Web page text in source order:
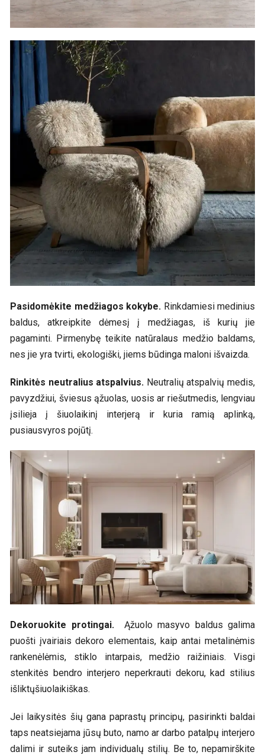
Pasidomėkite medžiagos kokybe. Rinkdamiesi medinius
baldus, atkreipkite dėmesį į medžiagas, iš kurių jie
pagaminti. Pirmenybę teikite natūralaus medžio baldams,
nes jie yra tvirti, ekologiški, jiems būdinga maloni išvaizda.
Rinkitės neutralius atspalvius. Neutralių atspalvių medis,
pavyzdžiui, šviesus ąžuolas, uosis ar riešutmedis, lengviau
įsilieja į šiuolaikinį interjerą ir kuria ramią aplinką,
pusiausvyros pojūtį.
Dekoruokite protingai. Ąžuolo masyvo baldus galima
puošti įvairiais dekoro elementais, kaip antai metalinėmis
rankenėlėmis, stiklo intarpais, medžio raižiniais. Visgi
stenkitės bendro interjero neperkrauti dekoru, kad stilius
išliktųšiuolaikiškas.
Jei laikysitės šių gana paprastų principų, pasirinkti baldai
taps neatsiejama jūsų buto, namo ar darbo patalpų interjero
dalimi ir suteiks jam individualų stilių. Be to, nepamirškite